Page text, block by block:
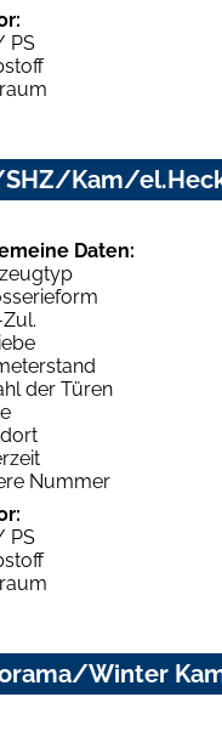
PS
SHZ/Kam/
Daten:
der Türen
Nummer
PS
Winter